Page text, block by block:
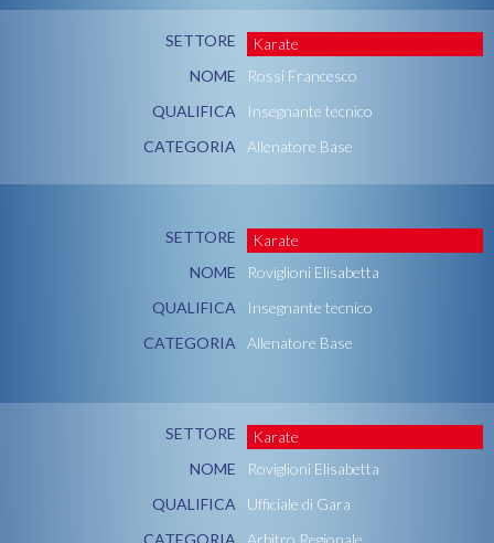
SETTORE
Karate
NOME
Rossi Francesco
QUALIFICA
Insegnante tecnico
CATEGORIA
Allenatore Base
SETTORE
Karate
NOME
Roviglioni Elisabetta
QUALIFICA
Insegnante tecnico
CATEGORIA
Allenatore Base
SETTORE
Karate
NOME
Roviglioni Elisabetta
QUALIFICA
Ufficiale di Gara
CATEGORIA
Arbitro Regionale